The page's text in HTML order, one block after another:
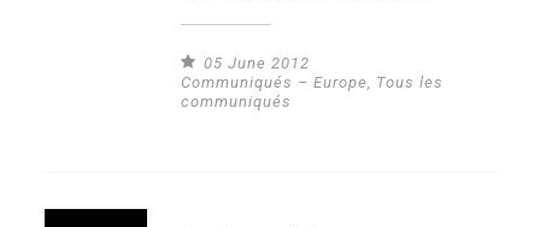
05 June 2012
Communiqués – Europe
Tous les
communiqués